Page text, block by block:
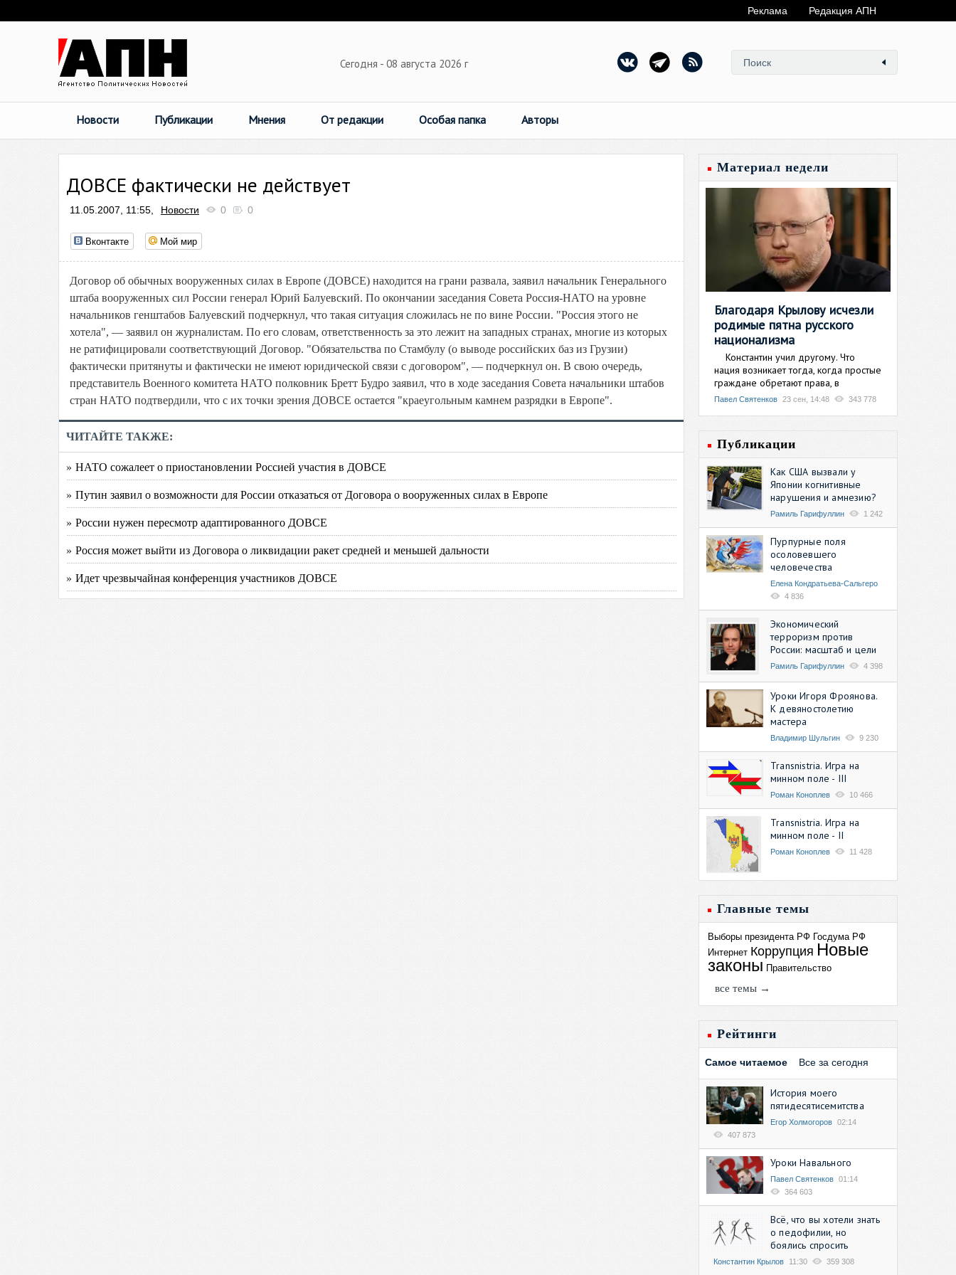
Реклама Редакция АПН
Сегодня - 08 августа 2026 г
Новости Публикации Мнения От редакции Особая папка Авторы
ДОВСЕ фактически не действует
11.05.2007, 11:55, Новости 0 0
Вконтакте Мой мир
Договор об обычных вооруженных силах в Европе (ДОВСЕ) находится на грани развала, заявил начальник Генерального
штаба вооруженных сил России генерал Юрий Балуевский. По окончании заседания Совета Россия-НАТО на уровне
начальников генштабов Балуевский подчеркнул, что такая ситуация сложилась не по вине России. "Россия этого не
хотела", — заявил он журналистам. По его словам, ответственность за это лежит на западных странах, многие из которых
не ратифицировали соответствующий Договор. "Обязательства по Стамбулу (о выводе российских баз из Грузии)
фактически притянуты и фактически не имеют юридической связи с договором", — подчеркнул он. В свою очередь,
представитель Военного комитета НАТО полковник Бретт Будро заявил, что в ходе заседания Совета начальники штабов
стран НАТО подтвердили, что с их точки зрения ДОВСЕ остается "краеугольным камнем разрядки в Европе".
ЧИТАЙТЕ ТАКЖЕ:
» НАТО сожалеет о приостановлении Россией участия в ДОВСЕ
» Путин заявил о возможности для России отказаться от Договора о вооруженных силах в Европе
» России нужен пересмотр адаптированного ДОВСЕ
» Россия может выйти из Договора о ликвидации ракет средней и меньшей дальности
» Идет чрезвычайная конференция участников ДОВСЕ
Материал недели
Благодаря Крылову исчезли
родимые пятна русского
национализма
Константин учил другому. Что
нация возникает тогда, когда простые
граждане обретают права, в
Павел Святенков 23 сен, 14:48 343 778
Публикации
Как США вызвали у
Японии когнитивные
нарушения и амнезию?
Рамиль Гарифуллин 1 242
Пурпурные поля
осоловевшего
человечества
Елена Кондратьева-Сальгеро
4 836
Экономический
терроризм против
России: масштаб и цели
Рамиль Гарифуллин 4 398
Уроки Игоря Фроянова.
К девяностолетию
мастера
Владимир Шульгин 9 230
Transnistria. Игра на
минном поле - III
Роман Коноплев 10 466
Transnistria. Игра на
минном поле - II
Роман Коноплев 11 428
Главные темы
Выборы президента РФ Госдума РФ
Интернет Коррупция Новые
законы Правительство
все темы →
Рейтинги
Самое читаемое Все за сегодня
История моего
пятидесятисемитства
Егор Холмогоров 02:14
407 873
Уроки Навального
Павел Святенков 01:14
364 603
Всё, что вы хотели знать
о педофилии, но
боялись спросить
Константин Крылов 11:30 359 308